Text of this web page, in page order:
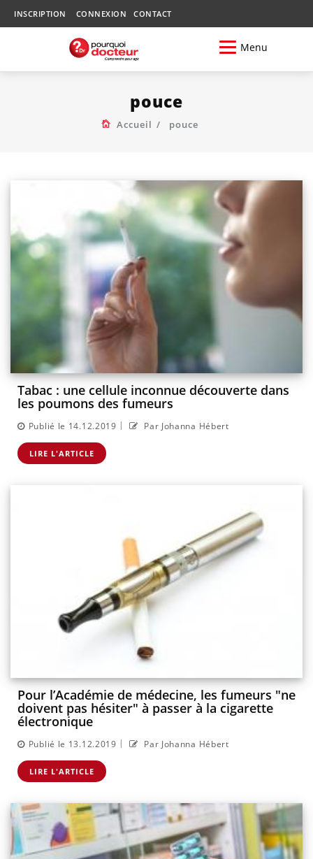
INSCRIPTION CONNEXION CONTACT
Menu
pouce
Accueil pouce
Tabac : une cellule inconnue découverte dans
les poumons des fumeurs
Publié le 14.12.2019 | Par Johanna Hébert
LIRE L'ARTICLE
Pour l’Académie de médecine, les fumeurs "ne
doivent pas hésiter" à passer à la cigarette
électronique
Publié le 13.12.2019 | Par Johanna Hébert
LIRE L'ARTICLE